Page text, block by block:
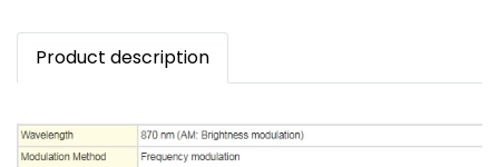
Product description